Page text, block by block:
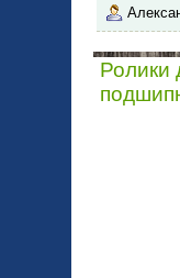
Ролики